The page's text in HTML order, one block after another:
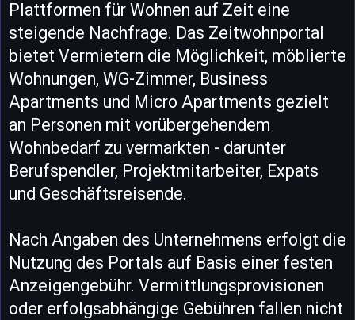
Plattformen für Wohnen auf Zeit eine
steigende Nachfrage. Das Zeitwohnportal
bietet Vermietern die Möglichkeit, möblierte
Wohnungen, WG-Zimmer, Business
Apartments und Micro Apartments gezielt
an Personen mit vorübergehendem
Wohnbedarf zu vermarkten - darunter
Berufspendler, Projektmitarbeiter, Expats
und Geschäftsreisende.
Nach Angaben des Unternehmens erfolgt die
Nutzung des Portals auf Basis einer festen
Anzeigengebühr. Vermittlungsprovisionen
oder erfolgsabhängige Gebühren fallen nicht